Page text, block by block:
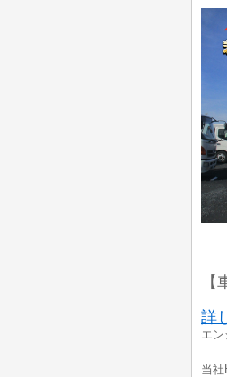
【
詳
エ
当社